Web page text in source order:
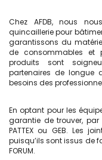
Chez AFDB, nous
quincaillerie pour
garantissons du
de consommables et
produits sont
partenaires de longue
besoins des
En optant pour les
garantie de trouver, par
PATTEX ou GEB. Les
puisqu’ils sont issus de
FORUM.